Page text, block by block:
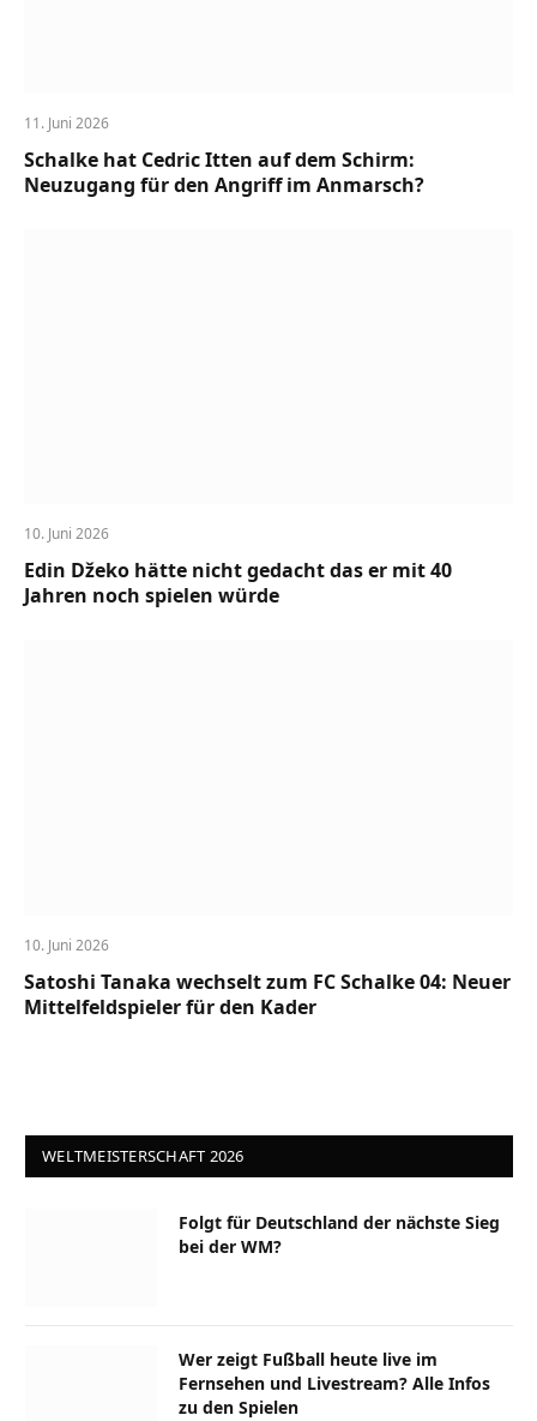
11. Juni 2026
Schalke hat Cedric Itten auf dem Schirm:
Neuzugang für den Angriff im Anmarsch?
10. Juni 2026
Edin Džeko hätte nicht gedacht das er mit 40
Jahren noch spielen würde
10. Juni 2026
Satoshi Tanaka wechselt zum FC Schalke 04: Neuer
Mittelfeldspieler für den Kader
WELTMEISTERSCHAFT 2026
Folgt für Deutschland der nächste Sieg
bei der WM?
Wer zeigt Fußball heute live im
Fernsehen und Livestream? Alle Infos
zu den Spielen